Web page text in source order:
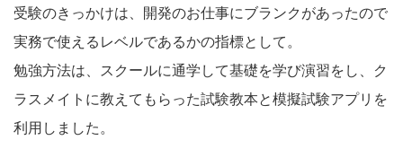
受験のきっかけは、開発のお仕事にブランクがあったので
実務で使えるレベルであるかの指標として。
勉強方法は、スクールに通学して基礎を学び演習をし、ク
ラスメイトに教えてもらった試験教本と模擬試験アプリを
利用しました。